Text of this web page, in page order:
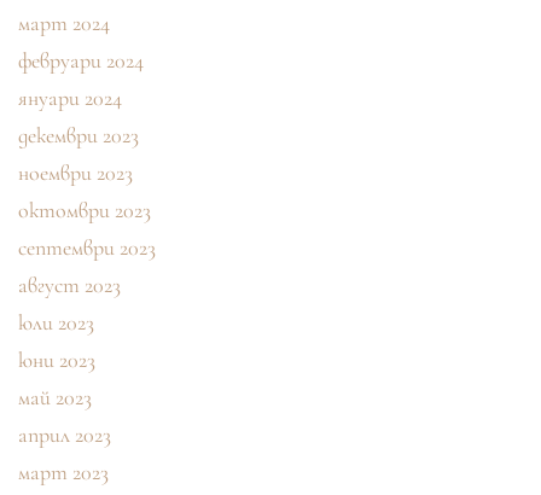
март 2024
февруари 2024
януари 2024
декември 2023
ноември 2023
октомври 2023
септември 2023
август 2023
юли 2023
юни 2023
май 2023
април 2023
март 2023